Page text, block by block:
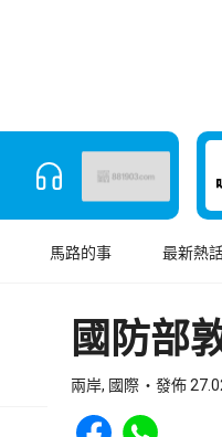
馬路的事 最新熱
國防部
兩岸, 國際 發佈
Share to Facebook
Share to